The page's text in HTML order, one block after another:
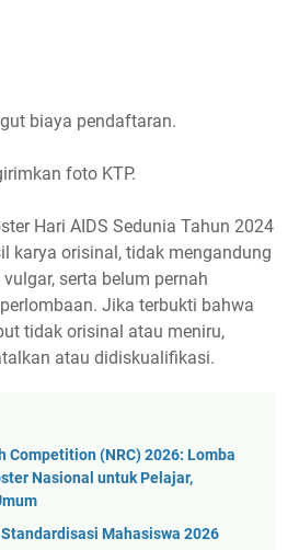
biaya pendaftaran.
foto KTP.
Hari AIDS Sedunia Tahun 2024
karya orisinal, tidak mengandung
serta belum pernah
Jika terbukti bahwa
tidak orisinal atau meniru,
atau didiskualifikasi.
Competition (NRC) 2026: Lomba
Nasional untuk Pelajar,
Mahasiswa 2026